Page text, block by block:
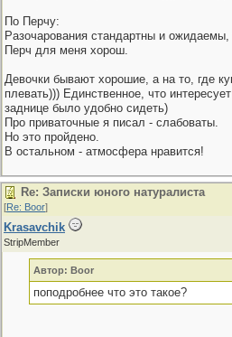
По Перчу:
Разочарования стандартны и ожидаемы,
Перч для меня хорош.
Девочки бывают хорошие, а на то, где
плевать))) Единственное, что
заднице было удобно сидеть)
Про приваточные я писал - слабоваты.
Но это пройдено.
В остальном - атмосфера нравится!
Re: Записки юного натуралиста
[Re: Boor]
Krasavchik
StripMember
Автор: Boor
поподробнее что это такое?